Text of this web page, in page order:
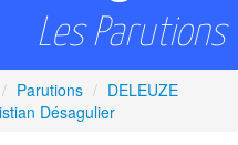
Les Parutions
/ Parutions / DELEUZE
Désagulier